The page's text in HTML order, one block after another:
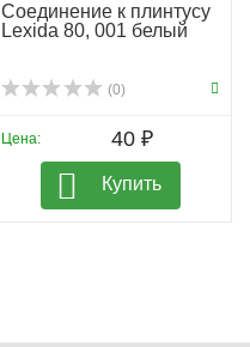
Соединение к плинтусу
Lexida 80, 001 белый
(0)
Цена: 40 ₽
Купить